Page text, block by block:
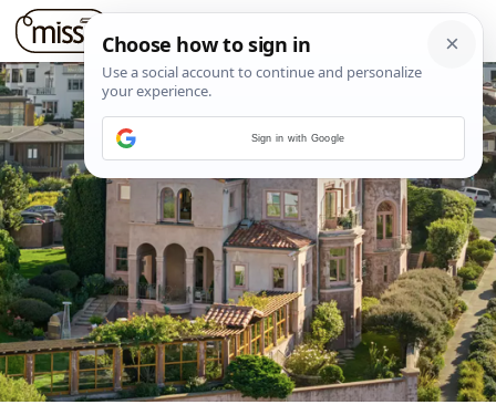
Sign in with Google